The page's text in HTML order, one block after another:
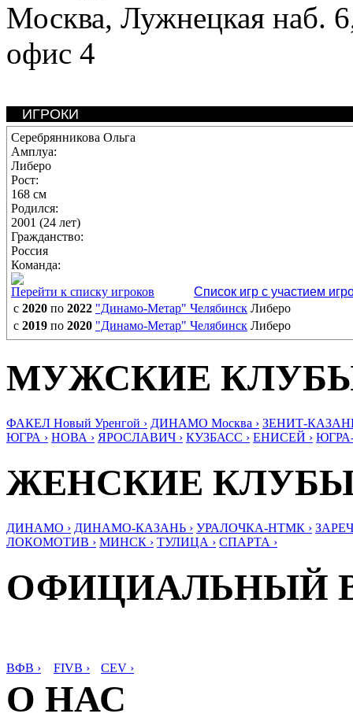
Москва, Лужнецкая наб.
офис 4
ИГРОКИ
Серебрянникова Ольга
Амплуа:
Либеро
Рост:
168 см
Родился:
2001 (24 лет)
Гражданство:
Россия
Команда:
Перейти к списку игроков
Список игр с участием
с 2020 по 2022 "Динамо-Метар" Челябинск Либеро
с 2019 по 2020 "Динамо-Метар" Челябинск Либеро
МУЖСКИЕ
ФАКЕЛ Новый Уренгой › ДИНАМО Москва › ЗЕНИТ-
ЮГРА › НОВА › ЯРОСЛАВИЧ › КУЗБАСС › ЕНИСЕЙ ›
ЖЕНСКИЕ
ДИНАМО › ДИНАМО-КАЗАНЬ › УРАЛОЧКА-НТМК ›
ЛОКОМОТИВ › МИНСК › ТУЛИЦА › СПАРТА ›
ОФИЦИАЛЬНЫЙ
ВФВ › FIVB › CEV ›
О НАС